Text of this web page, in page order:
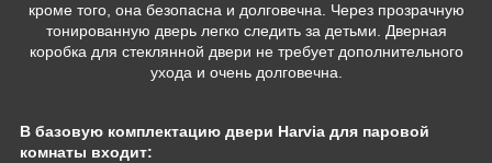
кроме того, она безопасна и долговечна. Через прозрачную
тонированную дверь легко следить за детьми. Дверная
коробка для стеклянной двери не требует дополнительного
ухода и очень долговечна.
В базовую комплектацию двери Harvia для паровой
комнаты входит: